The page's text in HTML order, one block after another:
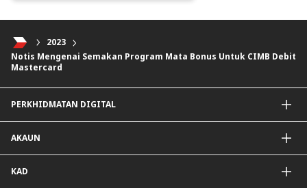
2023
Notis Mengenai Semakan Program Mata Bonus Untuk CIMB Debit
Mastercard
PERKHIDMATAN DIGITAL
CIMB Clicks
DuitNow QR
Diperibadikan Untuk Anda
AKAUN
Akaun Semasa
KAD